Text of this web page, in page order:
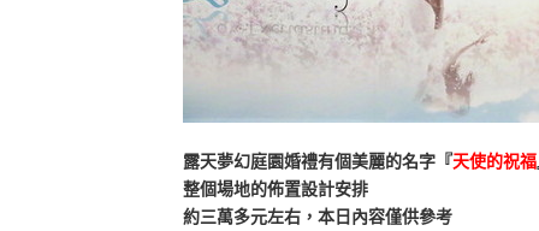
露天夢幻庭園婚禮有個美麗的名字 『天使的祝福
整個場地的佈置設計安排
約三萬多元左右，本日內容僅供參考